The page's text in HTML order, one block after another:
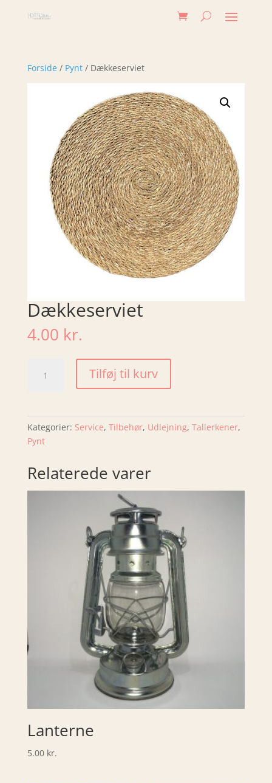
Forside/ Pynt/ Dækkeserviet
Dækkeserviet
4.00 kr.
antal
Tilføj til kurv
Kategorier: Service, Tilbehør, Udlejning, Tallerkener,
Pynt
Relaterede varer
Lanterne
5.00 kr.